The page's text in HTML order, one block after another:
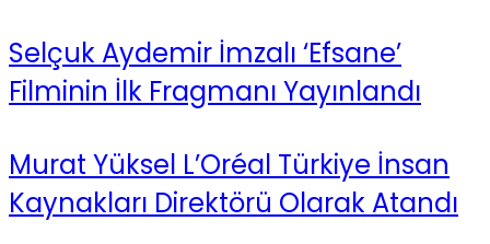
Selçuk Aydemir İmzalı ‘Efsane’
Filminin İlk Fragmanı Yayınlandı
Murat Yüksel L’Oréal Türkiye İnsan
Kaynakları Direktörü Olarak Atandı